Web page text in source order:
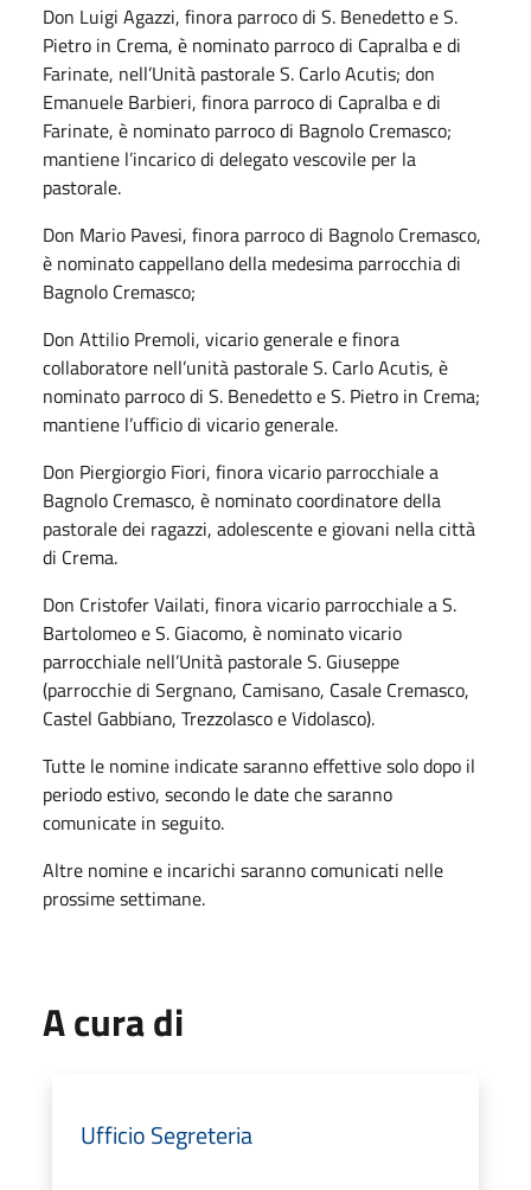
Don Luigi Agazzi, finora parroco di S. Benedetto e S.
Pietro in Crema, è nominato parroco di Capralba e di
Farinate, nell’Unità pastorale S. Carlo Acutis; don
Emanuele Barbieri, finora parroco di Capralba e di
Farinate, è nominato parroco di Bagnolo Cremasco;
mantiene l’incarico di delegato vescovile per la
pastorale.
Don Mario Pavesi, finora parroco di Bagnolo Cremasco,
è nominato cappellano della medesima parrocchia di
Bagnolo Cremasco;
Don Attilio Premoli, vicario generale e finora
collaboratore nell’unità pastorale S. Carlo Acutis, è
nominato parroco di S. Benedetto e S. Pietro in Crema;
mantiene l’ufficio di vicario generale.
Don Piergiorgio Fiori, finora vicario parrocchiale a
Bagnolo Cremasco, è nominato coordinatore della
pastorale dei ragazzi, adolescente e giovani nella città
di Crema.
Don Cristofer Vailati, finora vicario parrocchiale a S.
Bartolomeo e S. Giacomo, è nominato vicario
parrocchiale nell’Unità pastorale S. Giuseppe
(parrocchie di Sergnano, Camisano, Casale Cremasco,
Castel Gabbiano, Trezzolasco e Vidolasco).
Tutte le nomine indicate saranno effettive solo dopo il
periodo estivo, secondo le date che saranno
comunicate in seguito.
Altre nomine e incarichi saranno comunicati nelle
prossime settimane.
A cura di
Ufficio Segreteria